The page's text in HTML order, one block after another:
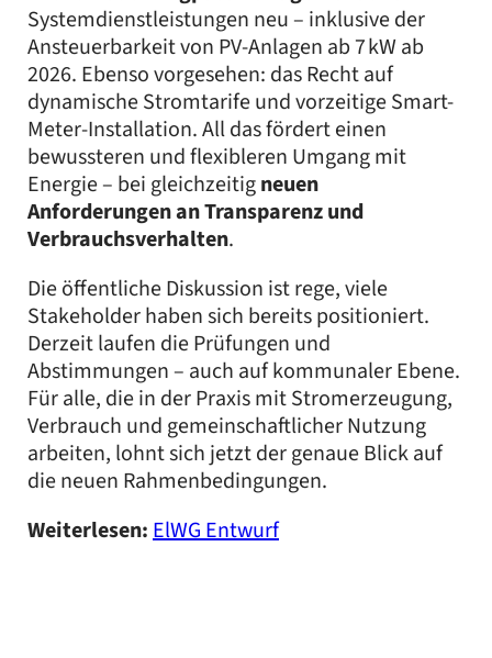
Systemdienstleistungen neu – inklusive der
Ansteuerbarkeit von PV-Anlagen ab 7 kW ab
2026. Ebenso vorgesehen: das Recht auf
dynamische Stromtarife und vorzeitige Smart-
Meter-Installation. All das fördert einen
bewussteren und flexibleren Umgang mit
Energie – bei gleichzeitigneuen
Anforderungen an Transparenz und
Verbrauchsverhalten.
Die öffentliche Diskussion ist rege, viele
Stakeholder haben sich bereits positioniert.
Derzeit laufen die Prüfungen und
Abstimmungen – auch auf kommunaler Ebene.
Für alle, die in der Praxis mit Stromerzeugung,
Verbrauch und gemeinschaftlicher Nutzung
arbeiten, lohnt sich jetzt der genaue Blick auf
die neuen Rahmenbedingungen.
Weiterlesen:ElWG Entwurf